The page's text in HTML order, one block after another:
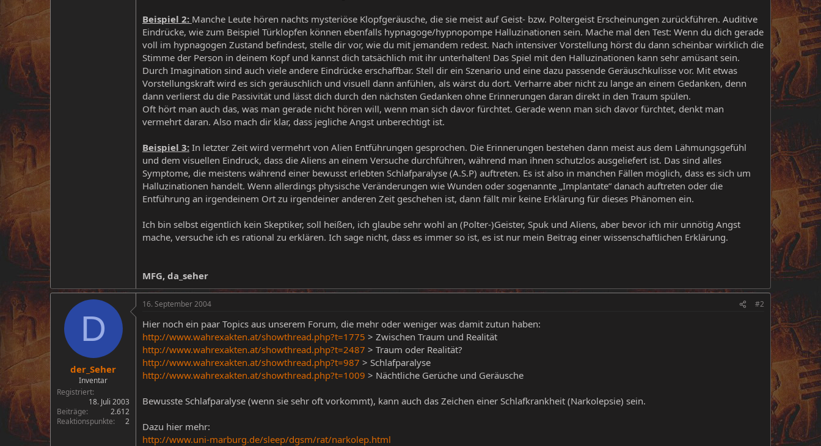
Beispiel 2: Manche Leute hören nachts mysteriöse Klopfgeräusche, die sie meist auf Geist- bzw. Poltergeist Erscheinungen zurückführen. Auditive
Eindrücke, wie zum Beispiel Türklopfen können ebenfalls hypnagoge/hypnopompe Halluzinationen sein. Mache mal den Test: Wenn du dich gerade
voll im hypnagogen Zustand befindest, stelle dir vor, wie du mit jemandem redest. Nach intensiver Vorstellung hörst du dann scheinbar wirklich die
Stimme der Person in deinem Kopf und kannst dich tatsächlich mit ihr unterhalten! Das Spiel mit den Halluzinationen kann sehr amüsant sein.
Durch Imagination sind auch viele andere Eindrücke erschaffbar. Stell dir ein Szenario und eine dazu passende Geräuschkulisse vor. Mit etwas
Vorstellungskraft wird es sich geräuschlich und visuell dann anfühlen, als wärst du dort. Verharre aber nicht zu lange an einem Gedanken, denn
dann verlierst du die Passivität und lässt dich durch den nächsten Gedanken ohne Erinnerungen daran direkt in den Traum spülen.
Oft hört man auch das, was man gerade nicht hören will, wenn man sich davor fürchtet. Gerade wenn man sich davor fürchtet, denkt man
vermehrt daran. Also mach dir klar, dass jegliche Angst unberechtigt ist.
Beispiel 3: In letzter Zeit wird vermehrt von Alien Entführungen gesprochen. Die Erinnerungen bestehen dann meist aus dem Lähmungsgefühl
und dem visuellen Eindruck, dass die Aliens an einem Versuche durchführen, während man ihnen schutzlos ausgeliefert ist. Das sind alles
Symptome, die meistens während einer bewusst erlebten Schlafparalyse (A.S.P) auftreten. Es ist also in manchen Fällen möglich, dass es sich um
Halluzinationen handelt. Wenn allerdings physische Veränderungen wie Wunden oder sogenannte „Implantate“ danach auftreten oder die
Entführung an irgendeinem Ort zu irgendeiner anderen Zeit geschehen ist, dann fällt mir keine Erklärung für dieses Phänomen ein.
Ich bin selbst eigentlich kein Skeptiker, soll heißen, ich glaube sehr wohl an (Polter-)Geister, Spuk und Aliens, aber bevor ich mir unnötig Angst
mache, versuche ich es rational zu erklären. Ich sage nicht, dass es immer so ist, es ist nur mein Beitrag einer wissenschaftlichen Erklärung.
MFG, da_seher
D
der_Seher
Inventar
Registriert
18. Juli 2003
Beiträge
2.612
Reaktionspunkte
2
16. September 2004 #2
Hier noch ein paar Topics aus unserem Forum, die mehr oder weniger was damit zutun haben:
http://www.wahrexakten.at/showthread.php?t=1775 > Zwischen Traum und Realität
http://www.wahrexakten.at/showthread.php?t=2487 > Traum oder Realität?
http://www.wahrexakten.at/showthread.php?t=987 > Schlafparalyse
http://www.wahrexakten.at/showthread.php?t=1009 > Nächtliche Gerüche und Geräusche
Bewusste Schlafparalyse (wenn sie sehr oft vorkommt), kann auch das Zeichen einer Schlafkrankheit (Narkolepsie) sein.
Dazu hier mehr:
http://www.uni-marburg.de/sleep/dgsm/rat/narkolep.html